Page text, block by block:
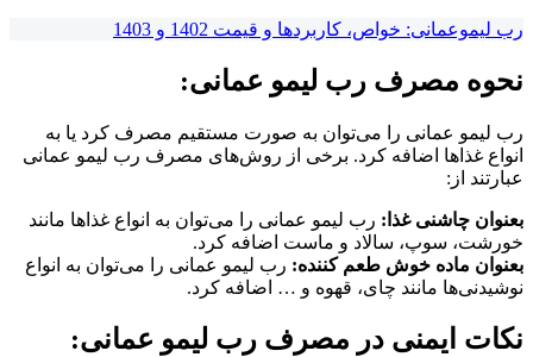
رب لیموعمانی: خواص، کاربردها و قیمت 1402 و 1403
نحوه مصرف رب لیمو عمانی:
رب لیمو عمانی را می‌توان به صورت مستقیم مصرف کرد یا به
انواع غذاها اضافه کرد. برخی از روش‌های مصرف رب لیمو عمانی
عبارتند از:
بعنوان چاشنی غذا: رب لیمو عمانی را می‌توان به انواع غذاها مانند
خورشت، سوپ، سالاد و ماست اضافه کرد.
بعنوان ماده خوش طعم کننده: رب لیمو عمانی را می‌توان به انواع
نوشیدنی‌ها مانند چای، قهوه و … اضافه کرد.
نکات ایمنی در مصرف رب لیمو عمانی: